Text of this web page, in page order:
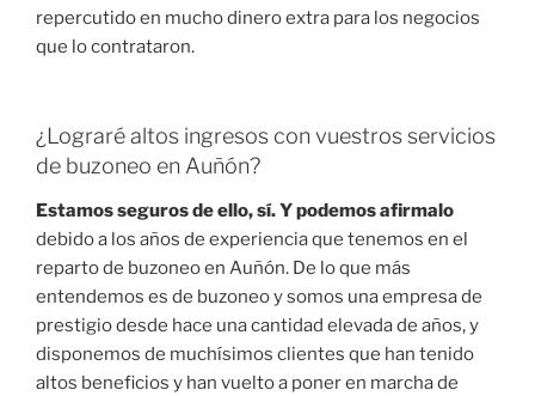
repercutido en mucho dinero extra para los negocios
que lo contrataron.
¿Lograré altos ingresos con vuestros servicios
de buzoneo en Auñón?
Estamos seguros de ello, sí. Y podemos afirmalo
debido a los años de experiencia que tenemos en el
reparto de buzoneo en Auñón. De lo que más
entendemos es de buzoneo y somos una empresa de
prestigio desde hace una cantidad elevada de años, y
disponemos de muchísimos clientes que han tenido
altos beneficios y han vuelto a poner en marcha de